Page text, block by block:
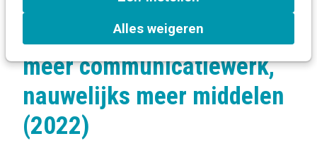
Alles weigeren
Groot Gemeentelijk
Communicatieonderzoek:
meer communicatiewerk,
nauwelijks meer middelen
(2022)